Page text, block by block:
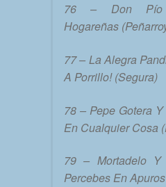
76 – Don Pío
Hogareñas
77 – La Alegra
A Porrillo! (Segura)
78 – Pepe Gotera
En Cualquier Cosa
79 – Mortadelo
Percebes En Apuros